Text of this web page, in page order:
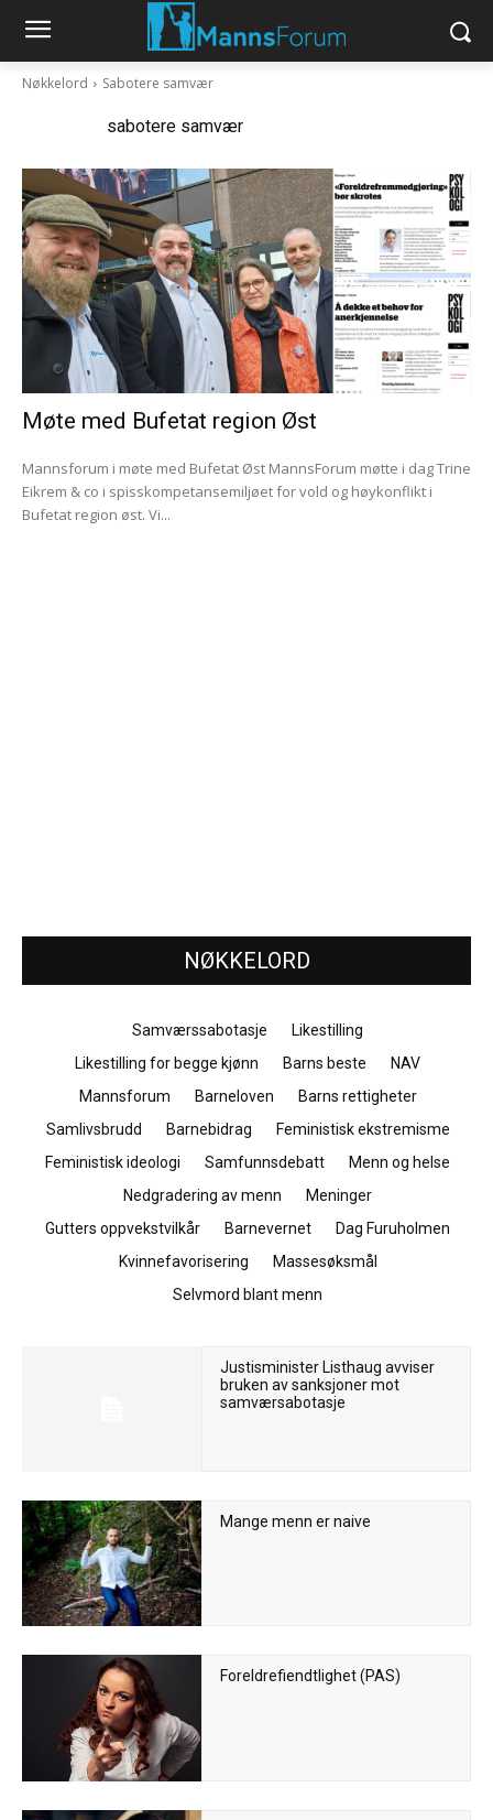
Nøkkelord Sabotere samvær
sabotere samvær
Møte med Bufetat region Øst
Mannsforum i møte med Bufetat Øst MannsForum møtte i dag Trine
Eikrem & co i spisskompetansemiljøet for vold og høykonflikt i
Bufetat region øst. Vi...
NØKKELORD
Samværssabotasje
Likestilling
Likestilling for begge kjønn
Barns beste
NAV
Mannsforum
Barneloven
Barns rettigheter
Samlivsbrudd
Barnebidrag
Feministisk ekstremisme
Feministisk ideologi
Samfunnsdebatt
Menn og helse
Nedgradering av menn
Meninger
Gutters oppvekstvilkår
Barnevernet
Dag Furuholmen
Kvinnefavorisering
Massesøksmål
Selvmord blant menn
Justisminister Listhaug avviser
bruken av sanksjoner mot
samværsabotasje
Mange menn er naive
Foreldrefiendtlighet (PAS)